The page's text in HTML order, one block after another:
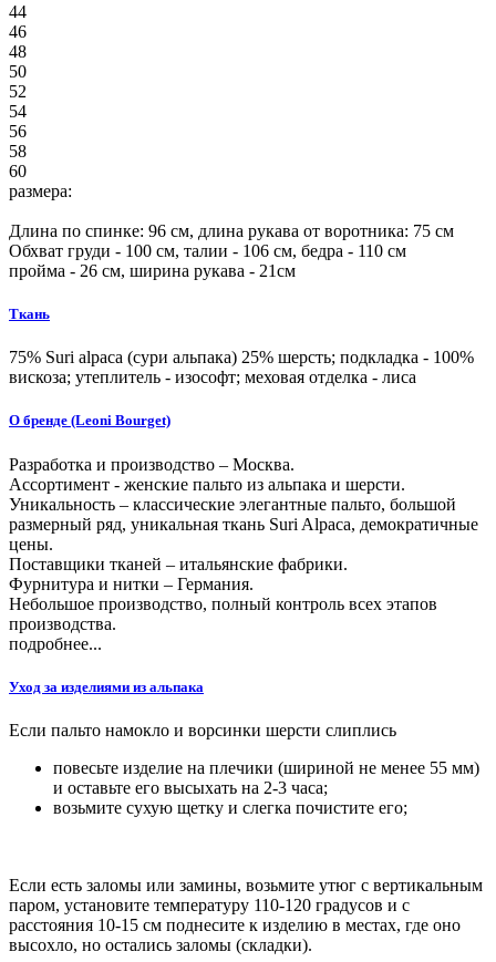
44
46
48
50
52
54
56
58
60
размера:
Длина по спинке: 96 см, длина рукава от воротника: 75 см
Обхват груди - 100 см, талии - 106 см, бедра - 110 см
пройма - 26 см, ширина рукава - 21см
Ткань
75% Suri alpaca (сури альпака) 25% шерсть; подкладка - 100%
вискоза; утеплитель - изософт; меховая отделка - лиса
О бренде (Leoni Bourget)
Разработка и производство – Москва.
Ассортимент - женские пальто из альпака и шерсти.
Уникальность – классические элегантные пальто, большой
размерный ряд, уникальная ткань Suri Alpaca, демократичные
цены.
Поставщики тканей – итальянcкие фабрики.
Фурнитура и нитки – Германия.
Небольшое производство, полный контроль всех этапов
производства.
подробнее...
Уход за изделиями из альпака
Если пальто намокло и ворсинки шерсти слиплись
повесьте изделие на плечики (шириной не менее 55 мм)
и оставьте его высыхать на 2-3 часа;
возьмите сухую щетку и слегка почистите его;
Если есть заломы или замины, возьмите утюг с вертикальным
паром, установите температуру 110-120 градусов и с
расстояния 10-15 см поднесите к изделию в местах, где оно
высохло, но остались заломы (складки).